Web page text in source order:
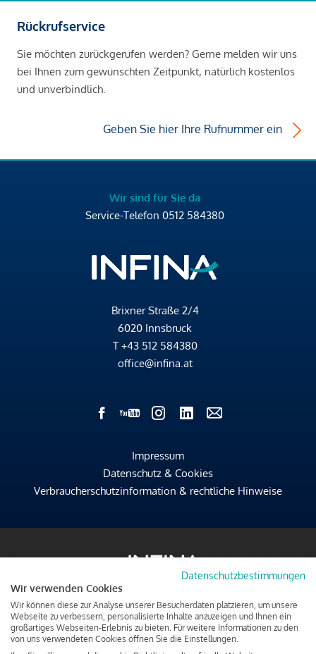
Rückrufservice
Sie möchten zurückgerufen werden? Gerne melden wir uns
bei Ihnen zum gewünschten Zeitpunkt, natürlich kostenlos
und unverbindlich.
Geben Sie hier Ihre Rufnummer ein
Wir sind für Sie da
Service-Telefon 0512 584380
Brixner Straße 2/4
6020 Innsbruck
T +43 512 584380
office@infina.at
Impressum
Datenschutz & Cookies
Verbraucherschutzinformation & rechtliche Hinweise
Datenschutzbestimmungen
Wir verwenden Cookies
Wir können diese zur Analyse unserer Besucherdaten platzieren, um unsere
Webseite zu verbessern, personalisierte Inhalte anzuzeigen und Ihnen ein
großartiges Webseiten-Erlebnis zu bieten. Für weitere Informationen zu den
von uns verwendeten Cookies öffnen Sie die Einstellungen.